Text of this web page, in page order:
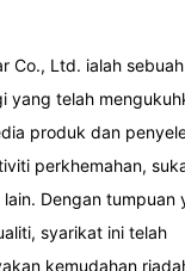
Co., Ltd. ialah sebuah
yang telah
produk dan
perkhemahan,
Dengan tumpuan
syarikat ini telah
kemudahan